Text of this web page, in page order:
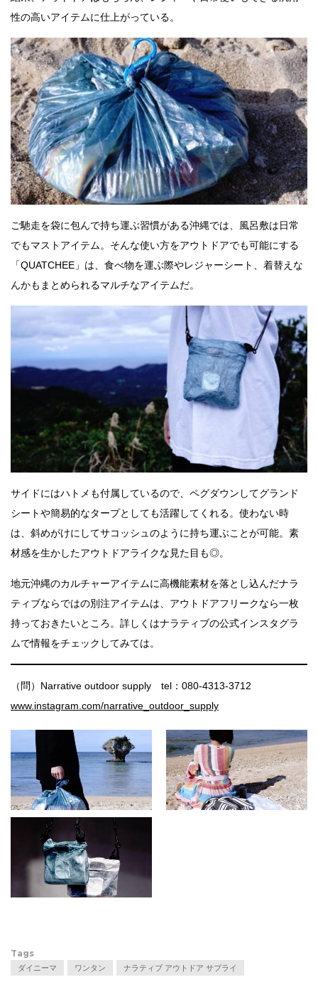
性の高いアイテムに仕上がっている。
ご馳走を袋に包んで持ち運ぶ習慣がある沖縄では、風呂敷は日常
でもマストアイテム。そんな使い方をアウトドアでも可能にする
「QUATCHEE」は、食べ物を運ぶ際やレジャーシート、着替えな
んかもまとめられるマルチなアイテムだ。
サイドにはハトメも付属しているので、ペグダウンしてグランド
シートや簡易的なタープとしても活躍してくれる。使わない時
は、斜めがけにしてサコッシュのように持ち運ぶことが可能。素
材感を生かしたアウトドアライクな見た目も◎。
地元沖縄のカルチャーアイテムに高機能素材を落とし込んだナラ
ティブならではの別注アイテムは、アウトドアフリークなら一枚
持っておきたいところ。詳しくはナラティブの公式インスタグラ
ムで情報をチェックしてみては。
（問）Narrative outdoor supply tel：080-4313-3712
www.instagram.com/narrative_outdoor_supply
Tags
ダイニーマ ワンタン ナラティブ アウトドア サプライ